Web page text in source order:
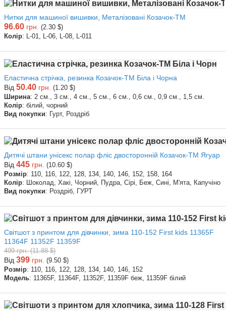
Нитки для машиної вишивки, Металізовані Козачок-ТМ
96.60 грн. (2.30 $)
Колір: L-01, L-06, L-08, L-011
Еластична стрічка, резинка Козачок-ТМ Біла і Чорна
Від 50.40 грн. (1.20 $)
Ширина: 2 см., 3 см., 4 см., 5 см., 6 см., 0,6 см., 0,9 см., 1,5 см.
Колір: білий, чорний
Вид покупки: Гурт, Роздріб
Дитячі штани унісекс полар фліс двосторонній Козачок-ТМ Ягуар
Від 445 грн. (10.60 $)
Розмір: 110, 116, 122, 128, 134, 140, 146, 152, 158, 164
Колір: Шоколад, Хакі, Чорний, Пудра, Сірі, Беж, Сині, М'ята, Капучіно
Вид покупки: Роздріб, ГУРТ
Світшот з принтом для дівчинки, зима 110-152 First kids 11365F
11364F 11352F 11359F
499 грн. (11.88 $)
Від 399 грн. (9.50 $)
Розмір: 110, 116, 122, 128, 134, 140, 146, 152
Модель: 11365F, 11364F, 11352F, 11359F беж, 11359F білий